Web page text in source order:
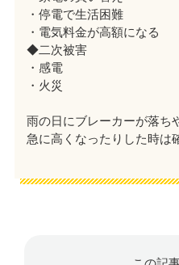
・停電で生活困難
・電気料金が高額になる
◆二次被害
・感電
・火災
雨の日にブレーカーが落ち
急に高くなったりした時は